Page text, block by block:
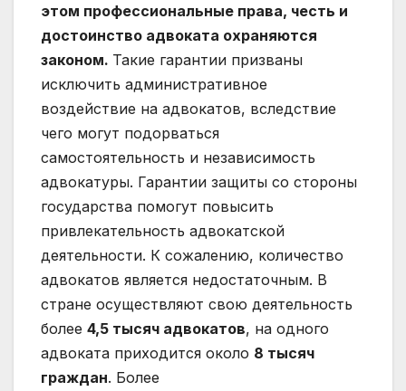
этом профессиональные права, честь и
достоинство адвоката охраняются
законом. Такие гарантии призваны
исключить административное
воздействие на адвокатов, вследствие
чего могут подорваться
самостоятельность и независимость
адвокатуры. Гарантии защиты со стороны
государства помогут повысить
привлекательность адвокатской
деятельности. К сожалению, количество
адвокатов является недостаточным. В
стране осуществляют свою деятельность
более 4,5 тысяч адвокатов, на одного
адвоката приходится около 8 тысяч
граждан. Более